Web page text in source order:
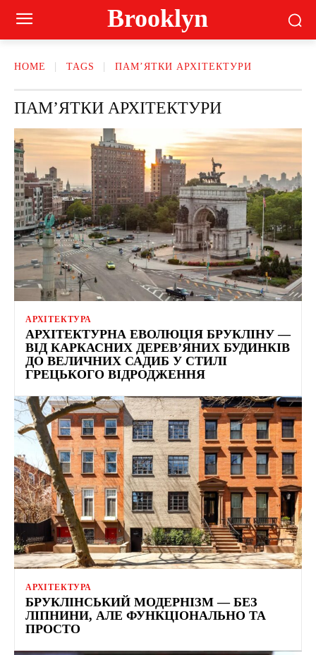
Brooklyn
HOME TAGS ПАМ’ЯТКИ АРХІТЕКТУРИ
ПАМ’ЯТКИ АРХІТЕКТУРИ
АРХІТЕКТУРА
АРХІТЕКТУРНА ЕВОЛЮЦІЯ БРУКЛІНУ —
ВІД КАРКАСНИХ ДЕРЕВ’ЯНИХ БУДИНКІВ
ДО ВЕЛИЧНИХ САДИБ У СТИЛІ
ГРЕЦЬКОГО ВІДРОДЖЕННЯ
АРХІТЕКТУРА
БРУКЛІНСЬКИЙ МОДЕРНІЗМ — БЕЗ
ЛІПНИНИ, АЛЕ ФУНКЦІОНАЛЬНО ТА
ПРОСТО